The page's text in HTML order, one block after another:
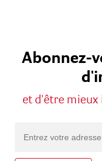
Abonnez-
et d'être